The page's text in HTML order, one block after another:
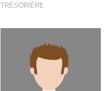
TRÉSORIÈRE